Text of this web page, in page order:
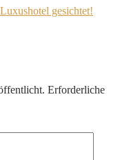
gesichtet!
Erforderliche